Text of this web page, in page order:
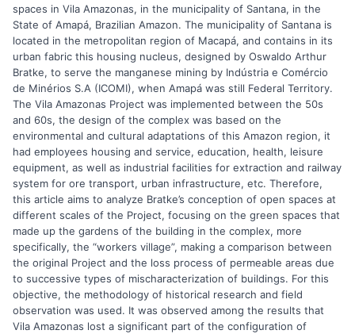
spaces in Vila Amazonas, in the municipality of Santana, in the
State of Amapá, Brazilian Amazon. The municipality of Santana is
located in the metropolitan region of Macapá, and contains in its
urban fabric this housing nucleus, designed by Oswaldo Arthur
Bratke, to serve the manganese mining by Indústria e Comércio
de Minérios S.A (ICOMI), when Amapá was still Federal Territory.
The Vila Amazonas Project was implemented between the 50s
and 60s, the design of the complex was based on the
environmental and cultural adaptations of this Amazon region, it
had employees housing and service, education, health, leisure
equipment, as well as industrial facilities for extraction and railway
system for ore transport, urban infrastructure, etc. Therefore,
this article aims to analyze Bratke’s conception of open spaces at
different scales of the Project, focusing on the green spaces that
made up the gardens of the building in the complex, more
specifically, the “workers village”, making a comparison between
the original Project and the loss process of permeable areas due
to successive types of mischaracterization of buildings. For this
objective, the methodology of historical research and field
observation was used. It was observed among the results that
Vila Amazonas lost a significant part of the configuration of